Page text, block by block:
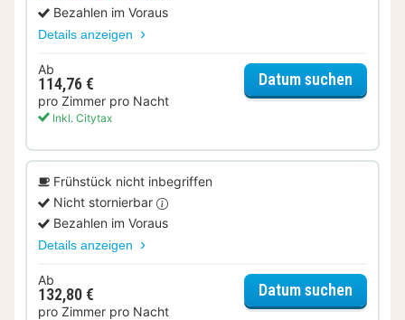
Bezahlen im Voraus
Details anzeigen
Ab
114,76 €
pro Zimmer pro Nacht
Inkl. Citytax
Datum suchen
Frühstück nicht inbegriffen
Nicht stornierbar
Bezahlen im Voraus
Details anzeigen
Ab
132,80 €
pro Zimmer pro Nacht
Datum suchen